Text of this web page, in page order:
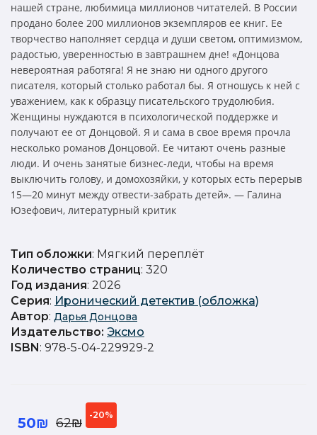
нашей стране, любимица миллионов читателей. В России
продано более 200 миллионов экземпляров ее книг. Ее
творчество наполняет сердца и души светом, оптимизмом,
радостью, уверенностью в завтрашнем дне! «Донцова
невероятная работяга! Я не знаю ни одного другого
писателя, который столько работал бы. Я отношусь к ней с
уважением, как к образцу писательского трудолюбия.
Женщины нуждаются в психологической поддержке и
получают ее от Донцовой. Я и сама в свое время прочла
несколько романов Донцовой. Ее читают очень разные
люди. И очень занятые бизнес-леди, чтобы на время
выключить голову, и домохозяйки, у которых есть перерыв
15—20 минут между отвести-забрать детей». — Галина
Юзефович, литературный критик
Тип обложки: Мягкий переплёт
Количество страниц: 320
Год издания: 2026
Серия: Иронический детектив (обложка)
Автор: Дарья Донцова
Издательство: Эксмо
ISBN : 978-5-04-229929-2
50₪ 62₪
-20%